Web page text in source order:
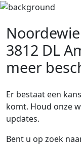
3812 DL
meer
Er bestaat een
komt. Houd onze
updates.
Bent u op zoek